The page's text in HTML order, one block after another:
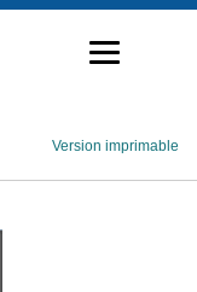
Version imprimable